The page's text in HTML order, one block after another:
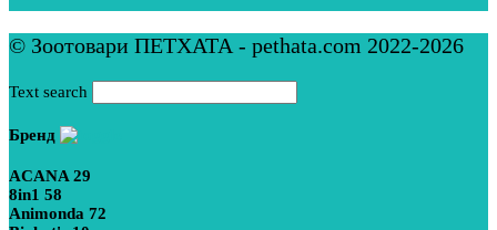
© Зоотовари ПЕТХАТА - pethata.com 2022-2026
Text search
Бренд
ACANA 29
8in1 58
Animonda 72